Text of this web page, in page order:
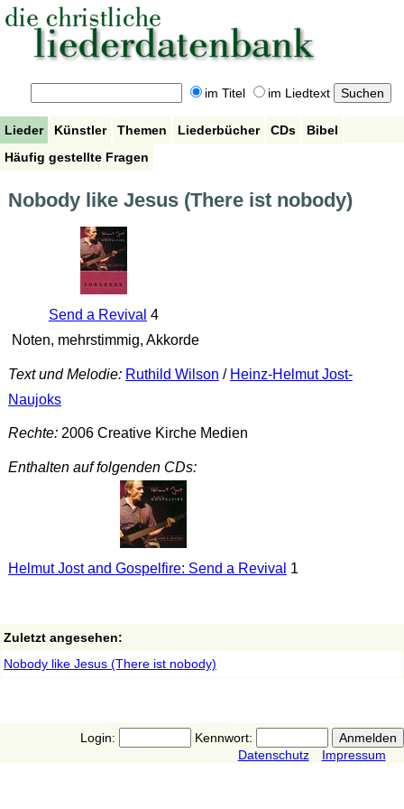
im Titel im Liedtext
Lieder Künstler Themen Liederbücher CDs
Bibel
Häufig gestellte Fragen
Nobody like Jesus (There ist nobody)
Send a Revival 4
Noten, mehrstimmig, Akkorde
Text und Melodie: Ruthild Wilson / Heinz-Helmut Jost-
Naujoks
Rechte:2006 Creative Kirche Medien
Enthalten auf folgenden CDs:
Helmut Jost and Gospelfire: Send a Revival 1
Zuletzt angesehen:
Nobody like Jesus (There ist nobody)
Login:
Kennwort:
Datenschutz
Impressum